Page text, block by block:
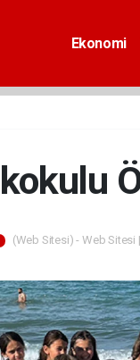
Ekonomi
(Web Sitesi) - Web Sitesi